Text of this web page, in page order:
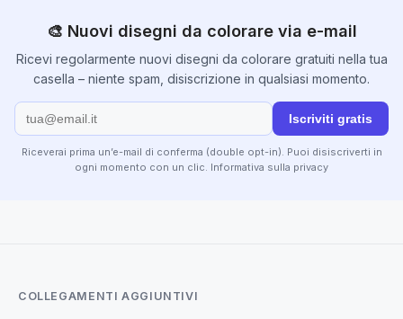
🎨 Nuovi disegni da colorare via e-mail
Ricevi regolarmente nuovi disegni da colorare gratuiti nella tua
casella – niente spam, disiscrizione in qualsiasi momento.
Iscriviti gratis
Riceverai prima un’e-mail di conferma (double opt-in). Puoi disiscriverti in
ogni momento con un clic. Informativa sulla privacy
COLLEGAMENTI AGGIUNTIVI